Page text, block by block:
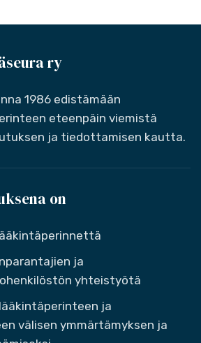
ry
1986 edistämään
eteenpäin viemistä
ja tiedottamisen kautta.
on
ja
yhteistyötä
ja
välisen ymmärtämyksen ja